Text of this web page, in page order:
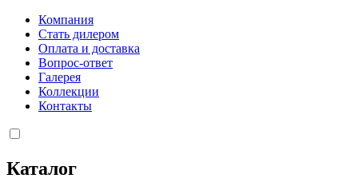
Компания
Стать дилером
Оплата и доставка
Вопрос-ответ
Галерея
Коллекции
Контакты
Каталог